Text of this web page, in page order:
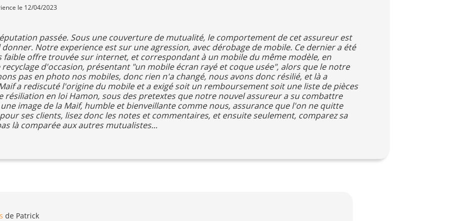
le 12/04/2023
passée. Sous une couverture de mutualité, le comportement de cet assureur est
Notre experience est sur une agression, avec dérobage de mobile. Ce dernier a été
faible offre trouvée sur internet, et correspondant à un mobile du même modèle, en
d'occasion, présentant "un mobile écran rayé et coque usée", alors que le notre
pas en photo nos mobiles, donc rien n'a changé, nous avons donc résilié, et là a
a rediscuté l'origine du mobile et a exigé soit un remboursement soit une liste de pièces
résiliation en loi Hamon, sous des pretextes que notre nouvel assureur a su combattre
image de la Maif, humble et bienveillante comme nous, assurance que l'on ne quitte
ses clients, lisez donc les notes et commentaires, et ensuite seulement, comparez sa
là comparée aux autres mutualistes...
de Patrick